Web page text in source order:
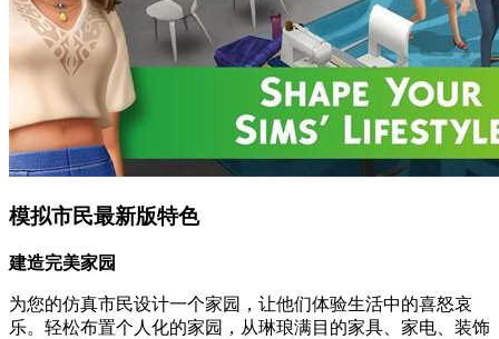
模拟市民最新版特色
建造完美家园
为您的仿真市民设计一个家园，让他们体验生活中的喜怒哀
乐。轻松布置个人化的家园，从琳琅满目的家具、家电、装饰